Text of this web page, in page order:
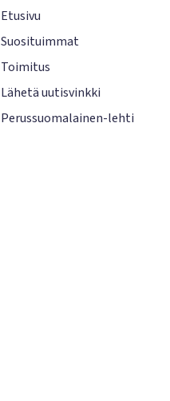
Etusivu
Suosituimmat
Toimitus
Lähetä uutisvinkki
Perussuomalainen-lehti